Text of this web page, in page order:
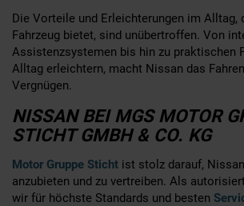
Die Vorteile und Erleichterungen im Alltag,
Fahrzeug bietet, sind unübertroffen. Von
Assistenzsystemen bis hin zu praktischen
Alltag erleichtern, macht Nissan das
Vergnügen.
NISSAN BEI MGS MOTOR
STICHT GMBH & CO. KG
Motor Gruppe Sticht ist stolz darauf,
anzubieten und zu vertreiben. Als
wir für höchste Standards und besten